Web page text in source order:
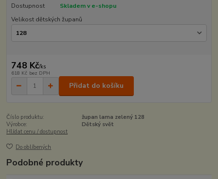
Dostupnost
Skladem v e-shopu
Velikost dětských županů
748 Kč/ks
618 Kč bez DPH
Přidat do košíku
Číslo produktu:
župan lama zelený 128
Výrobce:
Dětský svět
Hlídat cenu / dostupnost
Do oblíbených
Podobné produkty